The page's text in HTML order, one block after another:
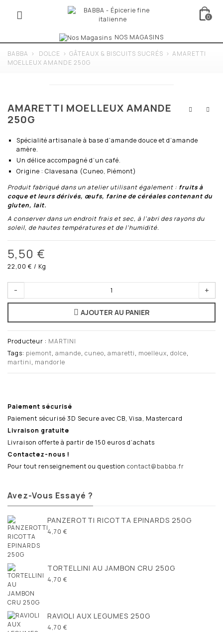
0
NOS MAGASINS
BABBA > DOLCE > GÂTEAUX & BISCUITS SUCRÉS > AMARETTI
MOELLEUX AMANDE 250G
AMARETTI MOELLEUX AMANDE
250G
Spécialité artisanale à base d’amande douce et d’amande
amère.
Un délice accompagné d’un café.
Origine : Clavesana (Cuneo, Piémont)
Produit fabriqué dans un atelier utilisant également : fruits à
coque et leurs dérivés, œufs, farine de céréales contenant du
gluten, lait.
A conserver dans un endroit frais et sec, à l’abri des rayons du
soleil, de hautes températures et de l’humidité.
5,50 €
22,00 € / Kg
- +
AJOUTER AU PANIER
Producteur : MARTINI
Tags: piemont, amande, cuneo, amaretti, moelleux, dolce,
martini, mandorle
Paiement sécurisé
Paiement sécurisé 3D Secure avec CB, Visa, Mastercard
Livraison gratuite
Livraison offerte à partir de 150 euros d’achats
Contactez-nous !
Pour tout renseignement ou question contact@babba.fr
Avez-Vous Essayé ?
PANZEROTTI RICOTTA EPINARDS 250G
4,70 €
TORTELLINI AU JAMBON CRU 250G
4,70 €
RAVIOLI AUX LEGUMES 250G
4,70 €